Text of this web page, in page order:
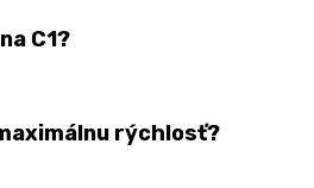
C1?
rýchlosť?